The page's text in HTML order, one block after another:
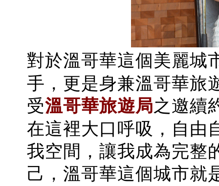
對於溫哥華這個美麗城
手，更是身兼溫哥華旅
受溫哥華旅遊局之邀續
在這裡大口呼吸，自由
我空間，讓我成為完整
己，溫哥華這個城市就